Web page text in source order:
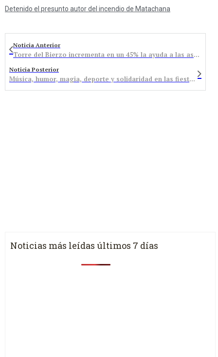
Detenido el presunto autor del incendio de Matachana
Noticia Anterior
Torre del Bierzo incrementa en un 45% la ayuda a las asociaciones del municipio
Noticia Posterior
Música, humor, magia, deporte y solidaridad en las fiestas navideñas que arrancan el 2 de diciembre
Noticias más leídas últimos 7 días